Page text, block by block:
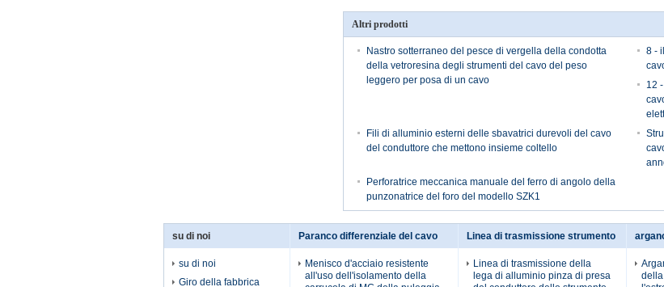
Altri prodotti
Nastro sotterraneo del pesce di vergella della condotta
della vetroresina degli strumenti del cavo del peso
leggero per posa di un cavo
8 -
12
Fili di alluminio esterni delle sbavatrici durevoli del cavo
del conduttore che mettono insieme coltello
Perforatrice meccanica manuale del ferro di angolo della
punzonatrice del foro del modello SZK1
su di noi
su di noi
Giro della fabbrica
Paranco differenziale del cavo
Menisco d'acciaio resistente
all'uso dell'isolamento della
Linea di trasmissione strumento
Linea di trasmissione della
lega di alluminio pinza di presa